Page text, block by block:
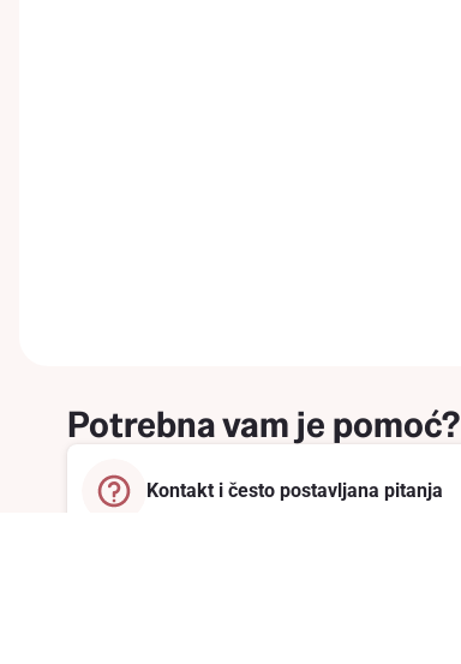
Potrebna vam je pomoć?
Kontakt i često postavljana pitanja